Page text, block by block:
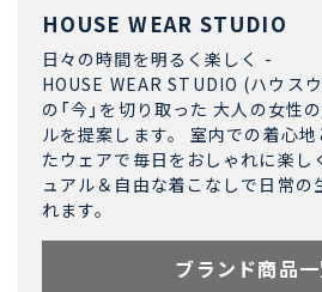
HOUSE WEAR STUDIO
日々の時間を明るく楽しく -
HOUSE WEAR STUDIO (ハウス
の「今」を切り取った 大人の女性
ルを提案します。 室内での着心
たウェアで毎日をおしゃれに楽し
ュアル＆自由な着こなしで日常の
れます。
ブランド商品